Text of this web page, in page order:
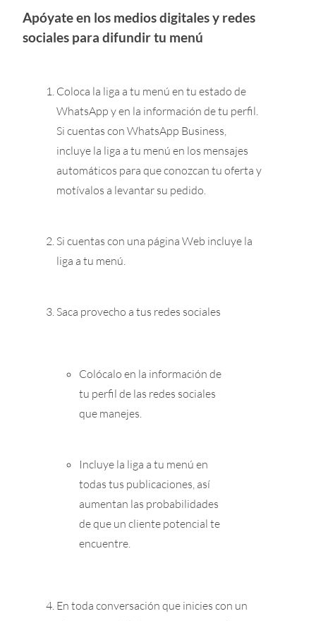
Apóyate en los medios digitales y redes
sociales para difundir tu menú
Coloca la liga a tu menú en tu estado de
WhatsApp y en la información de tu perfil.
Si cuentas con WhatsApp Business,
incluye la liga a tu menú en los mensajes
automáticos para que conozcan tu oferta y
motívalos a levantar su pedido.
Si cuentas con una página Web incluye la
liga a tu menú.
Saca provecho a tus redes sociales
Colócalo en la información de
tu perfil de las redes sociales
que manejes.
Incluye la liga a tu menú en
todas tus publicaciones, así
aumentan las probabilidades
de que un cliente potencial te
encuentre.
En toda conversación que inicies con un